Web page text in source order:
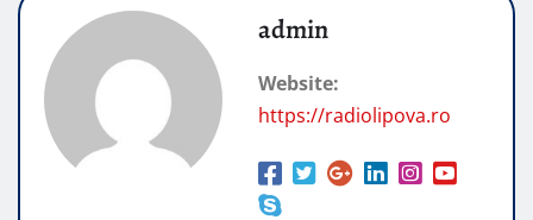
admin
Website:
https://radiolipova.ro